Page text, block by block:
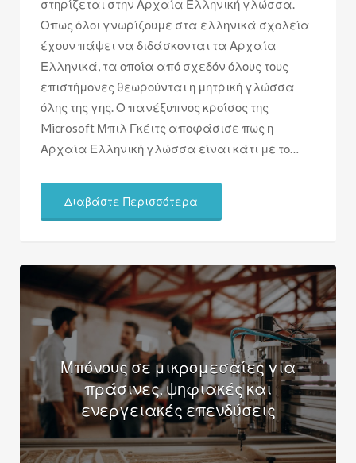
στηρίζεται στην Αρχαία Ελληνική γλώσσα.
Όπως όλοι γνωρίζουμε στα ελληνικά σχολεία
έχουν πάψει να διδάσκονται τα Αρχαία
Ελληνικά, τα οποία από σχεδόν όλους τους
επιστήμονες θεωρούνται η μητρική γλώσσα
όλης της γης. Ο πανέξυπνος κροίσος της
Microsoft Μπιλ Γκέιτς αποφάσισε πως η
Αρχαία Ελληνική γλώσσα είναι κάτι με το…
Διαβάστε Περισσότερα
Μπόνους σε μικρομεσαίες για
πράσινες, ψηφιακές και
ενεργειακές επενδύσεις